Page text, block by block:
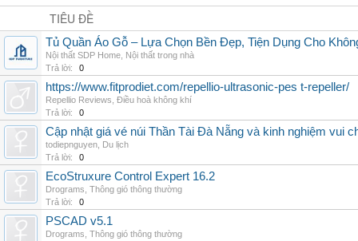
TIÊU ĐỀ
Tủ Quần Áo Gỗ – Lựa Chọn Bền Đẹp, Tiện Dụng Cho
Nội thất SDP Home Nội thất trong nhà
Trả lời:
0
https://www.fitprodiet.com/repellio-ultrasonic-pes t-repeller/
Repellio Reviews Điều hoà không khí
Trả lời:
0
Cập nhật giá vé núi Thần Tài Đà Nẵng và kinh nghiệm vui
todiepnguyen Du lịch
Trả lời:
0
EcoStruxure Control Expert 16.2
Drograms Thông gió thông thường
Trả lời:
0
PSCAD v5.1
Drograms Thông gió thông thường